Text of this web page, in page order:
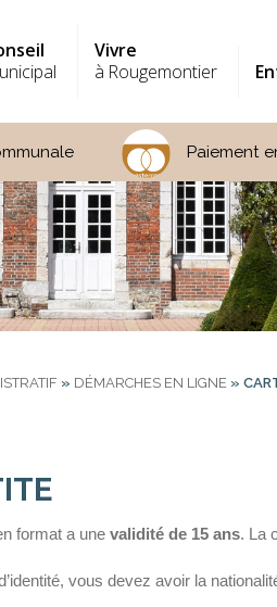
Vivre
à Rougemontier
» DÉMARCHES EN LIGNE »
format a unevalidité de 15 ans. La
vous devez avoir la
Paiement